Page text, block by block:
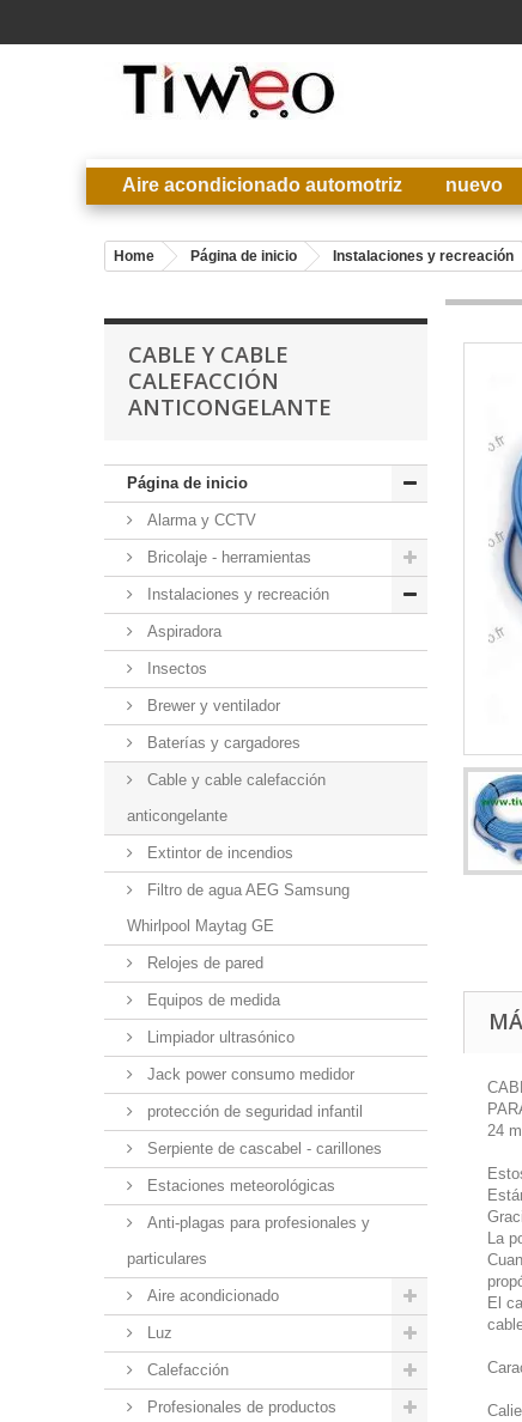
Aire acondicionado automotriz nuevo
Home Página de inicio Instalaciones y recreación
CABLE Y CABLE
CALEFACCIÓN
ANTICONGELANTE
Página de inicio
Alarma y CCTV
Bricolaje - herramientas
Instalaciones y recreación
Aspiradora
Insectos
Brewer y ventilador
Baterías y cargadores
Cable y cable calefacción
anticongelante
Extintor de incendios
Filtro de agua AEG Samsung
Whirlpool Maytag GE
Relojes de pared
Equipos de medida
Limpiador ultrasónico
Jack power consumo medidor
protección de seguridad infantil
Serpiente de cascabel - carillones
Estaciones meteorológicas
Anti-plagas para profesionales y
particulares
Aire acondicionado
Luz
Calefacción
Profesionales de productos
24
La
El